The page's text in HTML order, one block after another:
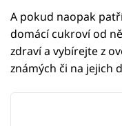
A pokud naopak
domácí cukroví od
zdraví a vybírejte z
známých či na jejich